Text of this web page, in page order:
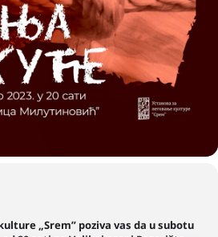
„Srem” poziva vas da u subotu